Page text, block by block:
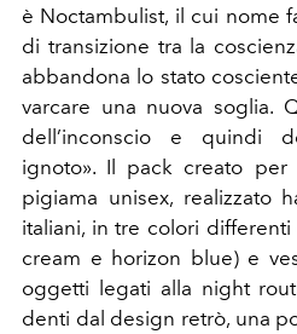
è Noctambulist, il cui nome
di transizione tra la
abbandona lo stato
varcare una nuova soglia.
dell’inconscio e quindi
ignoto». Il pack creato
pigiama unisex, realizzato
italiani, in tre colori
cream e horizon blue) e
oggetti legati alla night
denti dal design retrò, una